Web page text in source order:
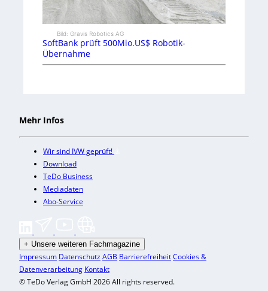
Bild: Gravis Robotics AG
SoftBank prüft 500Mio.US$ Robotik-
Übernahme
Mehr Infos
Wir sind IVW geprüft!
Download
TeDo Business
Mediadaten
Abo-Service
+ Unsere weiteren Fachmagazine
Impressum DatenschutzAGB BarrierefreiheitCookies &
Datenverarbeitung Kontakt
© TeDo Verlag GmbH 2026 All rights reserved.